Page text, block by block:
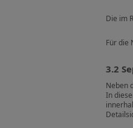
Die im
Für die
3.2
Neben
In